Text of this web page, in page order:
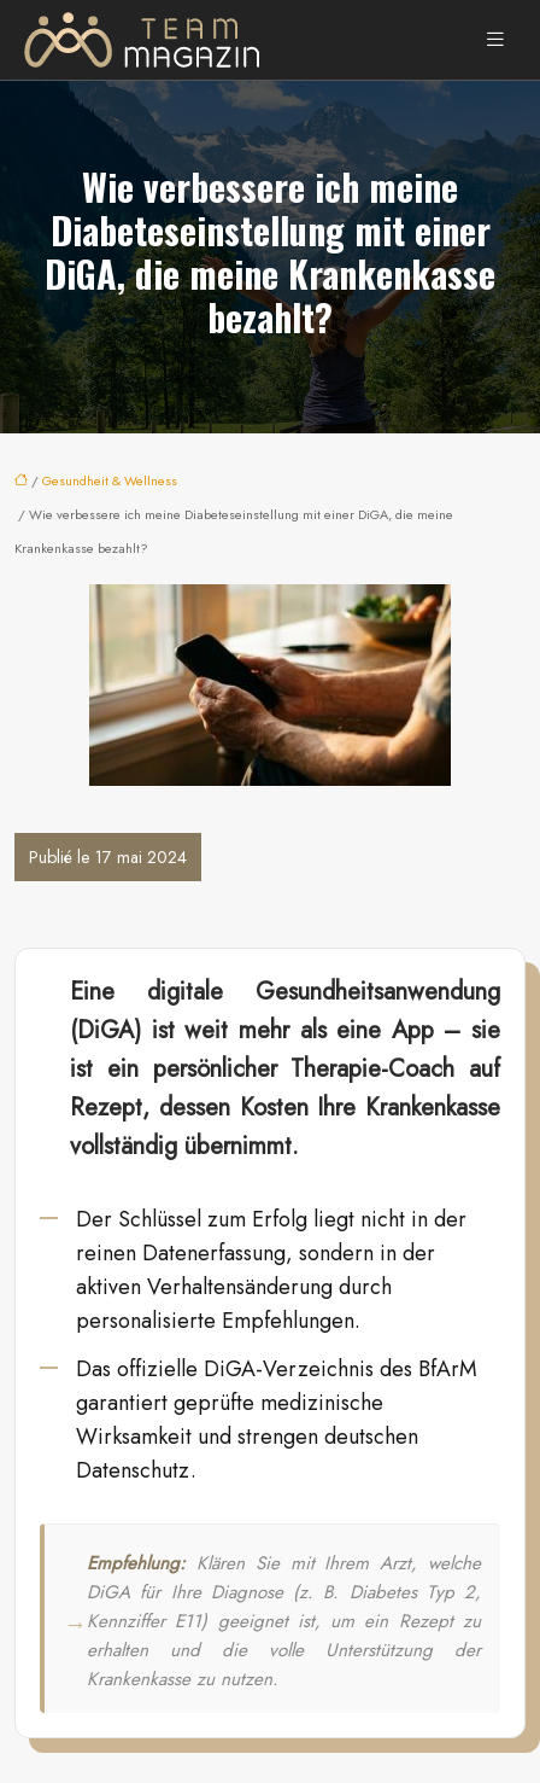
Wie verbessere ich meine
Diabeteseinstellung mit einer
DiGA, die meine Krankenkasse
bezahlt?
/Gesundheit & Wellness
/ Wie verbessere ich meine Diabeteseinstellung mit einer DiGA, die meine
Krankenkasse bezahlt?
Publié le 17 mai 2024
Eine digitale Gesundheitsanwendung
(DiGA) ist weit mehr als eine App – sie
ist ein persönlicher Therapie-Coach auf
Rezept, dessen Kosten Ihre Krankenkasse
vollständig übernimmt.
Der Schlüssel zum Erfolg liegt nicht in der
reinen Datenerfassung, sondern in der
aktiven Verhaltensänderung durch
personalisierte Empfehlungen.
Das offizielle DiGA-Verzeichnis des BfArM
garantiert geprüfte medizinische
Wirksamkeit und strengen deutschen
Datenschutz.
Empfehlung:Klären Sie mit Ihrem Arzt, welche
DiGA für Ihre Diagnose (z. B. Diabetes Typ 2,
Kennziffer E11) geeignet ist, um ein Rezept zu
erhalten und die volle Unterstützung der
Krankenkasse zu nutzen.